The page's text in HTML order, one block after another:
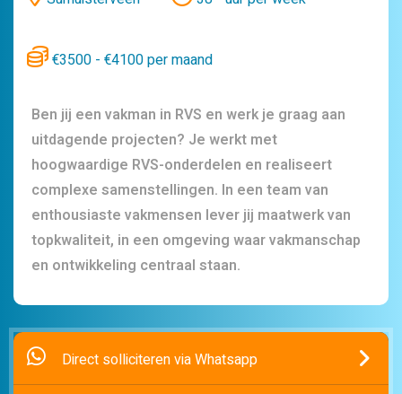
€3500 - €4100 per maand
Ben jij een vakman in RVS en werk je graag aan
uitdagende projecten? Je werkt met
hoogwaardige RVS-onderdelen en realiseert
complexe samenstellingen. In een team van
enthousiaste vakmensen lever jij maatwerk van
topkwaliteit, in een omgeving waar vakmanschap
en ontwikkeling centraal staan.
Direct solliciteren via Whatsapp